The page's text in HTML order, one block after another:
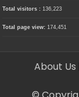
Total visitors : 136,223
Total page view: 174,451
About Us